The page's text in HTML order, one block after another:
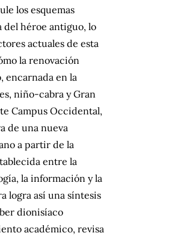
los esquemas
del héroe antiguo, lo
actuales de esta
la renovación
encarnada en la
niño-cabra y Gran
Campus Occidental,
de una nueva
a partir de la
entre la
la información y la
logra así una síntesis
dionisíaco
académico, revisa